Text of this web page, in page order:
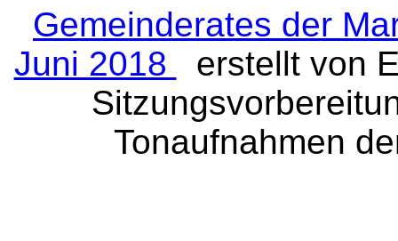
Gemeinderates der
Juni 2018
erstellt von
Tonaufnahmen